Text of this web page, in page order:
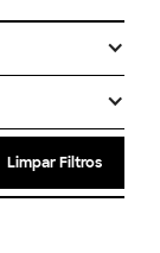
Limpar Filtros